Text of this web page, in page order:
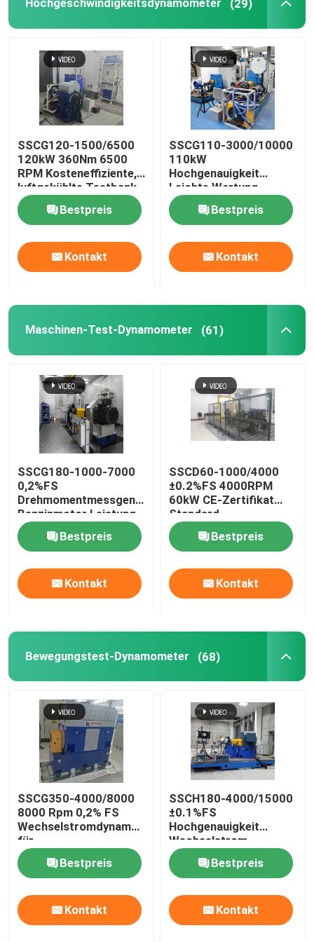
Heim
Produkte
Werksbesichtigung
Qualitätskontrolle
Kontakt mit uns
Neuigkeiten
Fälle
Drehmoment-Dynamometer
Maschinen-Test-Dynamometer
Bewegungstest-Dynamometer
Getriebe-Dynamometer
Wechselstrom-Dynamometer
Dynamischer Prüfstand
Hochgeschwindigkeitsdynamometer (29)
SSCG120-1500/6500
120kW 360Nm 6500
RPM Kosteneffiziente,
luftgekühlte Testbank
für Benzinmotoren
Bestpreis
Kontakt
SSCG110-3000/10000
110kW
Hochgenauigkeit
Leichte Wartung
Elektrischer
Dynamometer
Prüfstand für die
Prüfung der
Motorleistung
Bestpreis
Kontakt
Maschinen-Test-Dynamometer (61)
SSCG180-1000-7000
0,2%FS
Drehmomentmessgenauigkeit
Benzinmotor Leistung
Elektrodynamometer
PrüfbankBestpreis
Kontakt
SSCD60-1000/4000
±0.2%FS 4000RPM
60kW CE-Zertifikat
Standard-
Hochgenauigkeits-
Elektrodynamometer-
Prüfbank für
Dieselmotoren
Bestpreis
Kontakt
Bewegungstest-Dynamometer (68)
SSCG350-4000/8000
8000 Rpm 0,2% FS
Wechselstromdynamometer
für
Hochgeschwindigkeitsmotoren
von Autos verwendet
Bestpreis
Kontakt
SSCH180-4000/15000
±0.1%FS
Hochgenauigkeit
Wechselstrom-
Asynchron-Neuen-
Energie-Motor
Elektrodynamometer-
Prüfbank
Bestpreis
Kontakt